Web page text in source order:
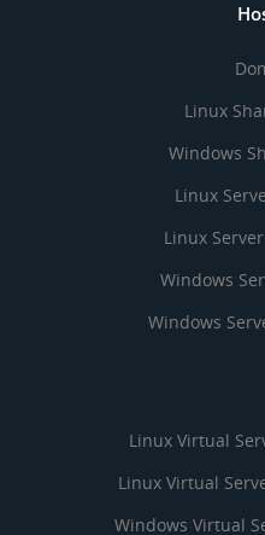
Linux
Windows
Linux
Linux
Windows
Windows
Linux Virtual
Linux Virtual
Windows Virtual